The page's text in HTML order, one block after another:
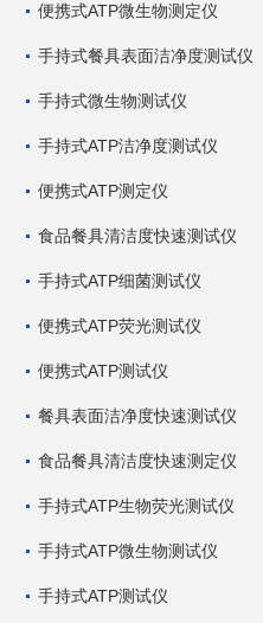
便携式ATP微生物测定仪
手持式餐具表面洁净度测试仪
手持式微生物测试仪
手持式ATP洁净度测试仪
便携式ATP测定仪
食品餐具清洁度快速测试仪
手持式ATP细菌测试仪
便携式ATP荧光测试仪
便携式ATP测试仪
餐具表面洁净度快速测试仪
食品餐具清洁度快速测定仪
手持式ATP生物荧光测试仪
手持式ATP微生物测试仪
手持式ATP测试仪